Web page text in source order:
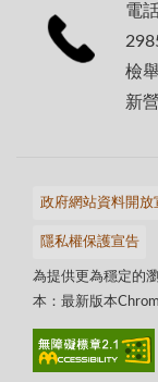
電
檢
新
政府網站資料開放
隱私權保護宣告
為提供更為穩定的
本：最新版本